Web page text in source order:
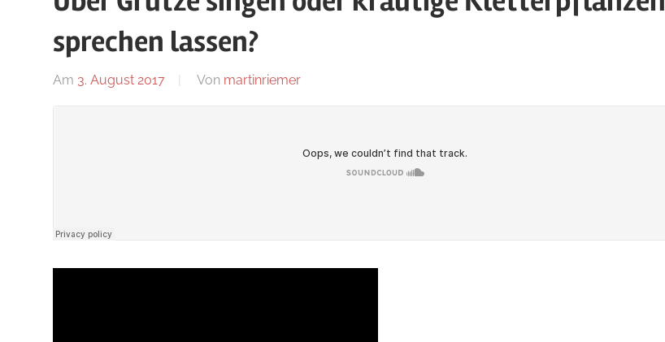
Blog
sprechen lassen?
Am 3. August 2017 Von martinriemerIn
Uncategorized